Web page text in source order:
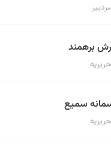
برهمند
سمیع